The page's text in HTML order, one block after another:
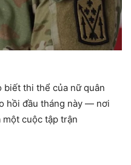
biết thi thể của nữ quân
hồi đầu tháng này — nơi
một cuộc tập trận